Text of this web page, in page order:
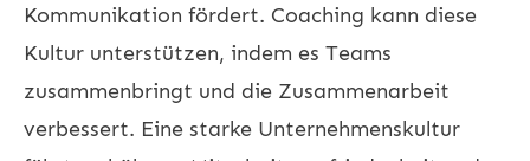
Kommunikation fördert. Coaching kann diese
Kultur unterstützen, indem es Teams
zusammenbringt und die Zusammenarbeit
verbessert. Eine starke Unternehmenskultur